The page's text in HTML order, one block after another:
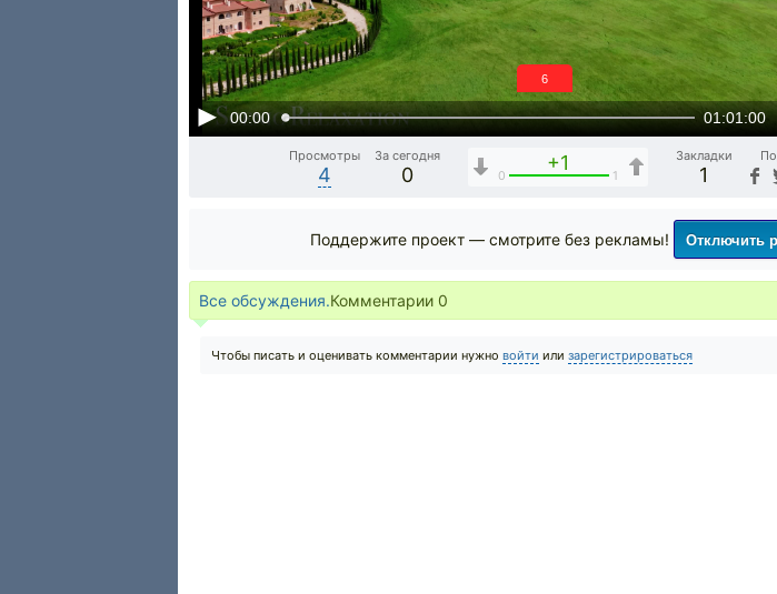
00:00 01:01:00
5
Просмотры
4
За сегодня
0
+1
0 1
Закладки
1
Поддержите проект — смотрите без рекламы! Отключить
Все обсуждения.Комментарии 0
Чтобы писать и оценивать комментарии нужно войти или зарегистрироваться